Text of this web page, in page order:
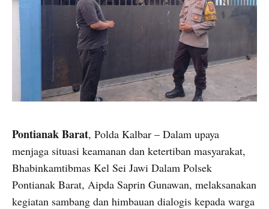
Pontianak Barat, Polda Kalbar – Dalam upaya
menjaga situasi keamanan dan ketertiban masyarakat,
Bhabinkamtibmas Kel Sei Jawi Dalam Polsek
Pontianak Barat, Aipda Saprin Gunawan, melaksanakan
kegiatan sambang dan himbauan dialogis kepada warga